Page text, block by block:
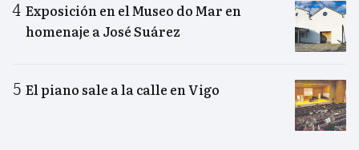
Exposición en el Museo do Mar en
homenaje a José Suárez
El piano sale a la calle en Vigo